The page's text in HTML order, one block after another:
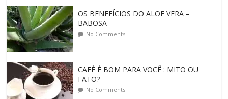
OS BENEFÍCIOS DO ALOE VERA –
BABOSA
No Comments
CAFÉ É BOM PARA VOCÊ : MITO OU
FATO?
No Comments